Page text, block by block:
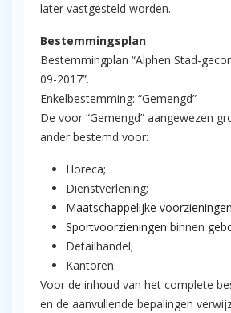
later vastgesteld worden.
Bestemmingsplan
Bestemmingplan “Alphen Stad-
09-2017”.
Enkelbestemming: “Gemengd”
De voor “Gemengd” aangewezen
ander bestemd voor:
Horeca;
Dienstverlening;
Maatschappelijke voorzieningen
Sportvoorzieningen binnen
Detailhandel;
Kantoren.
Voor de inhoud van het complete
en de aanvullende bepalingen